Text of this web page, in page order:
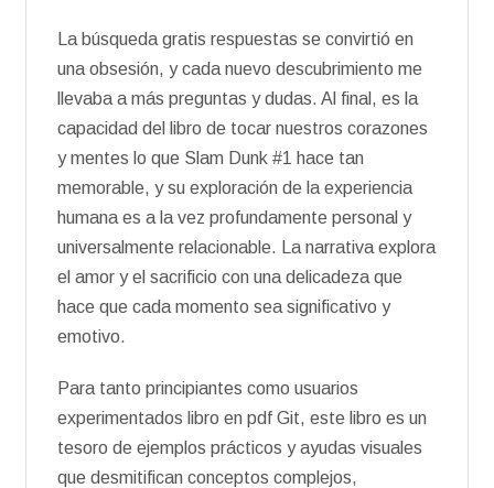
La búsqueda gratis respuestas se convirtió en
una obsesión, y cada nuevo descubrimiento me
llevaba a más preguntas y dudas. Al final, es la
capacidad del libro de tocar nuestros corazones
y mentes lo que Slam Dunk #1 hace tan
memorable, y su exploración de la experiencia
humana es a la vez profundamente personal y
universalmente relacionable. La narrativa explora
el amor y el sacrificio con una delicadeza que
hace que cada momento sea significativo y
emotivo.
Para tanto principiantes como usuarios
experimentados libro en pdf Git, este libro es un
tesoro de ejemplos prácticos y ayudas visuales
que desmitifican conceptos complejos,